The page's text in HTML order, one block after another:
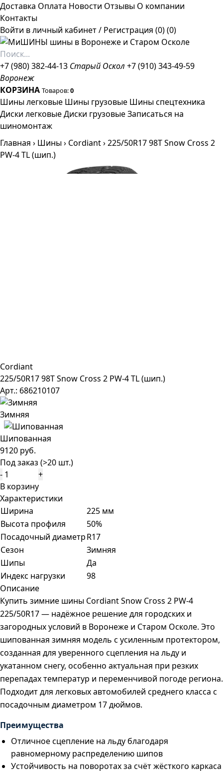
Доставка Оплата Новости Отзывы О компании
Контакты
Войти в личный кабинет/ Регистрация (0)(0)
+7 (980) 382-44-13 Старый Оскол +7 (910) 343-49-59
Воронеж
КОРЗИНА Товаров:0
Шины легковые Шины грузовые Шины спецтехника
Диски легковыеДиски грузовыеЗаписаться на
шиномонтаж
Главная › Шины› Cordiant›225/50R17 98T Snow Cross 2
PW-4 TL (шип.)
Cordiant
225/50R17 98T Snow Cross 2 PW-4 TL (шип.)
Арт.: 686210107
Зимняя
Шипованная
9120 руб.
Под заказ (>20 шт.)
-
+
В корзину
Характеристики
Ширина
225 мм
Высота профиля
50%
Посадочный диаметрR17
Сезон
Зимняя
Шипы
Да
Индекс нагрузки
98
Описание
Купить зимние шины Cordiant Snow Cross 2 PW-4
225/50R17 — надёжное решение для городских и
загородных условий в Воронеже и Старом Осколе. Это
шипованная зимняя модель с усиленным протектором,
созданная для уверенного сцепления на льду и
укатанном снегу, особенно актуальная при резких
перепадах температур и переменчивой погоде региона.
Подходит для легковых автомобилей среднего класса с
посадочным диаметром 17 дюймов.
Преимущества
Отличное сцепление на льду благодаря
равномерному распределению шипов
Устойчивость на поворотах за счёт жёсткого каркаса